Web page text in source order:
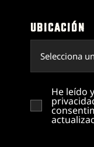
UBICACIÓN
He leído